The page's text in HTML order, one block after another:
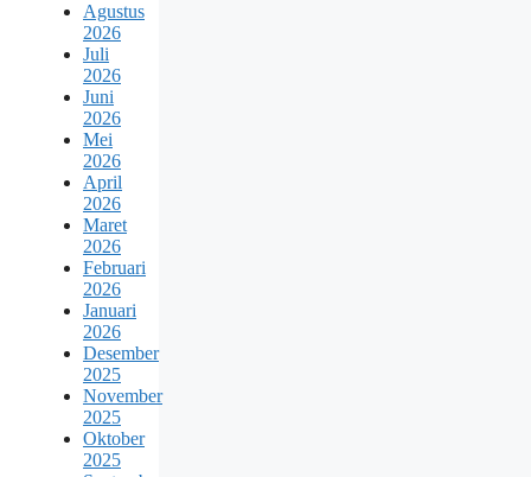
Agustus
2026
Juli
2026
Juni
2026
Mei
2026
April
2026
Maret
2026
Februari
2026
Januari
2026
Desember
2025
November
2025
Oktober
2025